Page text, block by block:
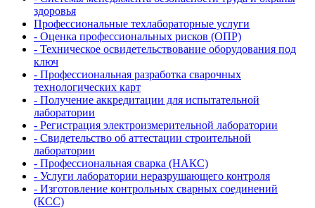
здоровья
Профессиональные техлабораторные услуги
- Оценка профессиональных рисков (ОПР)
- Техническое освидетельствование оборудования под
ключ
- Профессиональная разработка сварочных
технологических карт
- Получение аккредитации для испытательной
лаборатории
- Регистрация электроизмерительной лаборатории
- Свидетельство об аттестации строительной
лаборатории
- Профессиональная сварка (НАКС)
- Услуги лаборатории неразрушающего контроля
- Изготовление контрольных сварных соединений
(КСС)